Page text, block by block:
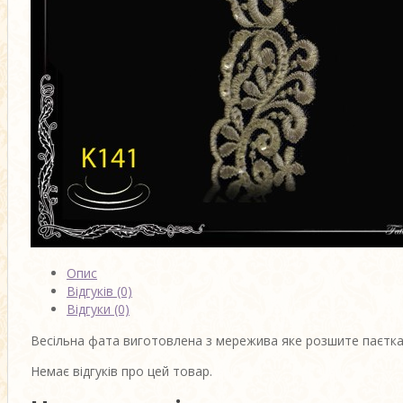
Опис
Відгуків (0)
Відгуки (0)
Весільна фата виготовлена з мережива яке розшите
Немає відгуків про цей товар.